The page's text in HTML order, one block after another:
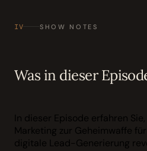
IV SHOW NOTES
Was in dieser
In dieser Episode erfahren
Marketing zur Geheimwaffe
digitale Lead-Generierung